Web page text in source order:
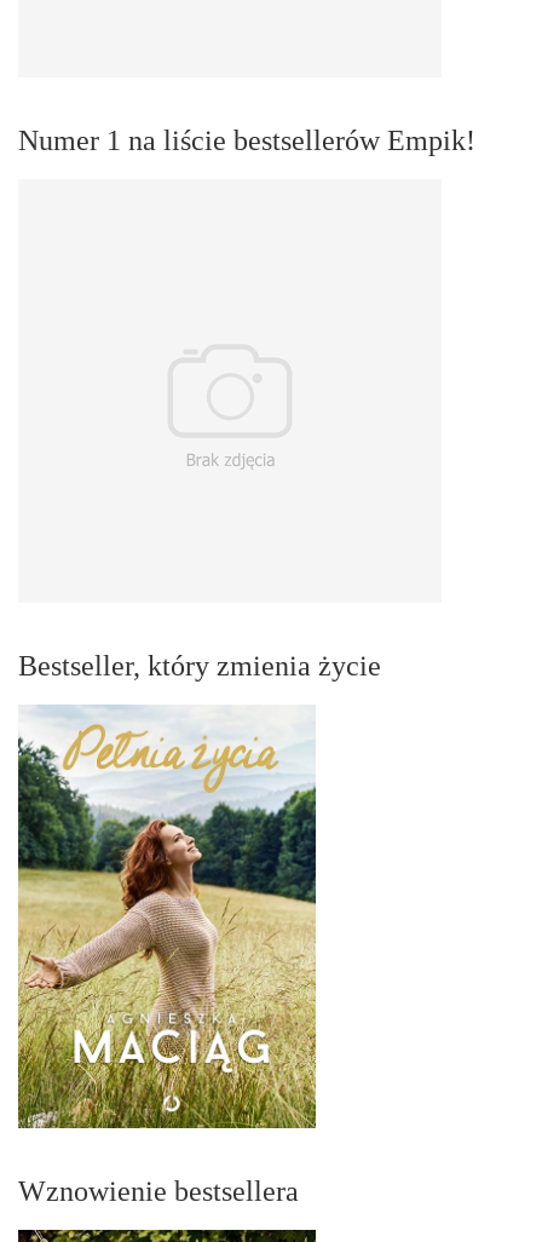
Numer 1 na liście bestsellerów Empik!
Bestseller, który zmienia życie
Wznowienie bestsellera